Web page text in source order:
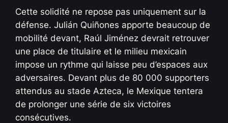
Cette solidité ne repose pas uniquement sur la
défense. Julián Quiñones apporte beaucoup de
mobilité devant, Raúl Jiménez devrait retrouver
une place de titulaire et le milieu mexicain
impose un rythme qui laisse peu d’espaces aux
adversaires. Devant plus de 80 000 supporters
attendus au stade Azteca, le Mexique tentera
de prolonger une série de six victoires
consécutives.